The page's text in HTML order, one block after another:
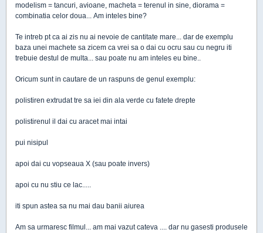
modelism = tancuri, avioane, macheta = terenul in sine, diorama =
combinatia celor doua... Am inteles bine?
Te intreb pt ca ai zis nu ai nevoie de cantitate mare... dar de exemplu
baza unei machete sa zicem ca vrei sa o dai cu ocru sau cu negru iti
trebuie destul de multa... sau poate nu am inteles eu bine..
Oricum sunt in cautare de un raspuns de genul exemplu:
polistiren extrudat tre sa iei din ala verde cu fatete drepte
polistirenul il dai cu aracet mai intai
pui nisipul
apoi dai cu vopseaua X (sau poate invers)
apoi cu nu stiu ce lac.....
iti spun astea sa nu mai dau banii aiurea
Am sa urmaresc filmul... am mai vazut cateva .... dar nu gasesti produsele